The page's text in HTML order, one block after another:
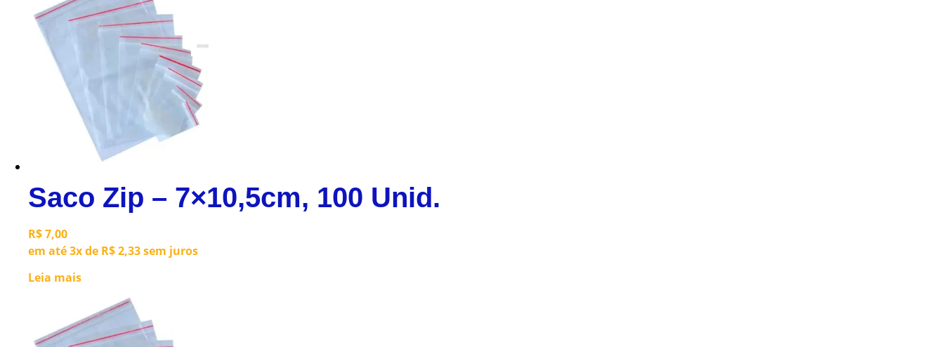
Saco Zip – 7×10,5cm, 100 Unid.
R$7,00
em até 3x de R$2,33sem juros
Leia mais